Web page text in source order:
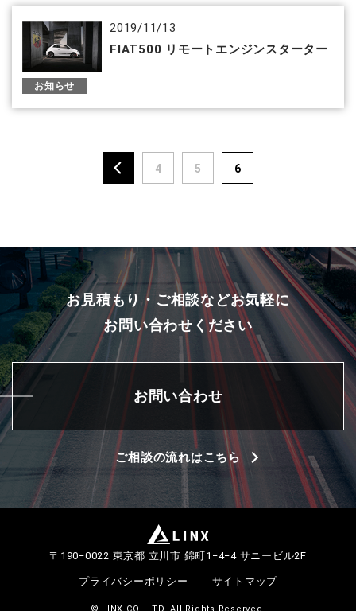
2019/11/13
FIAT500 リモートエンジンスターター
お知らせ
4 5 6
お見積もり・ご相談などお気軽に
お問い合わせください
お問い合わせ
ご相談の流れはこちら
〒 190−0022 東京都 立川市 錦町1−4−4 サニービル2F
プライバシーポリシー サイトマップ